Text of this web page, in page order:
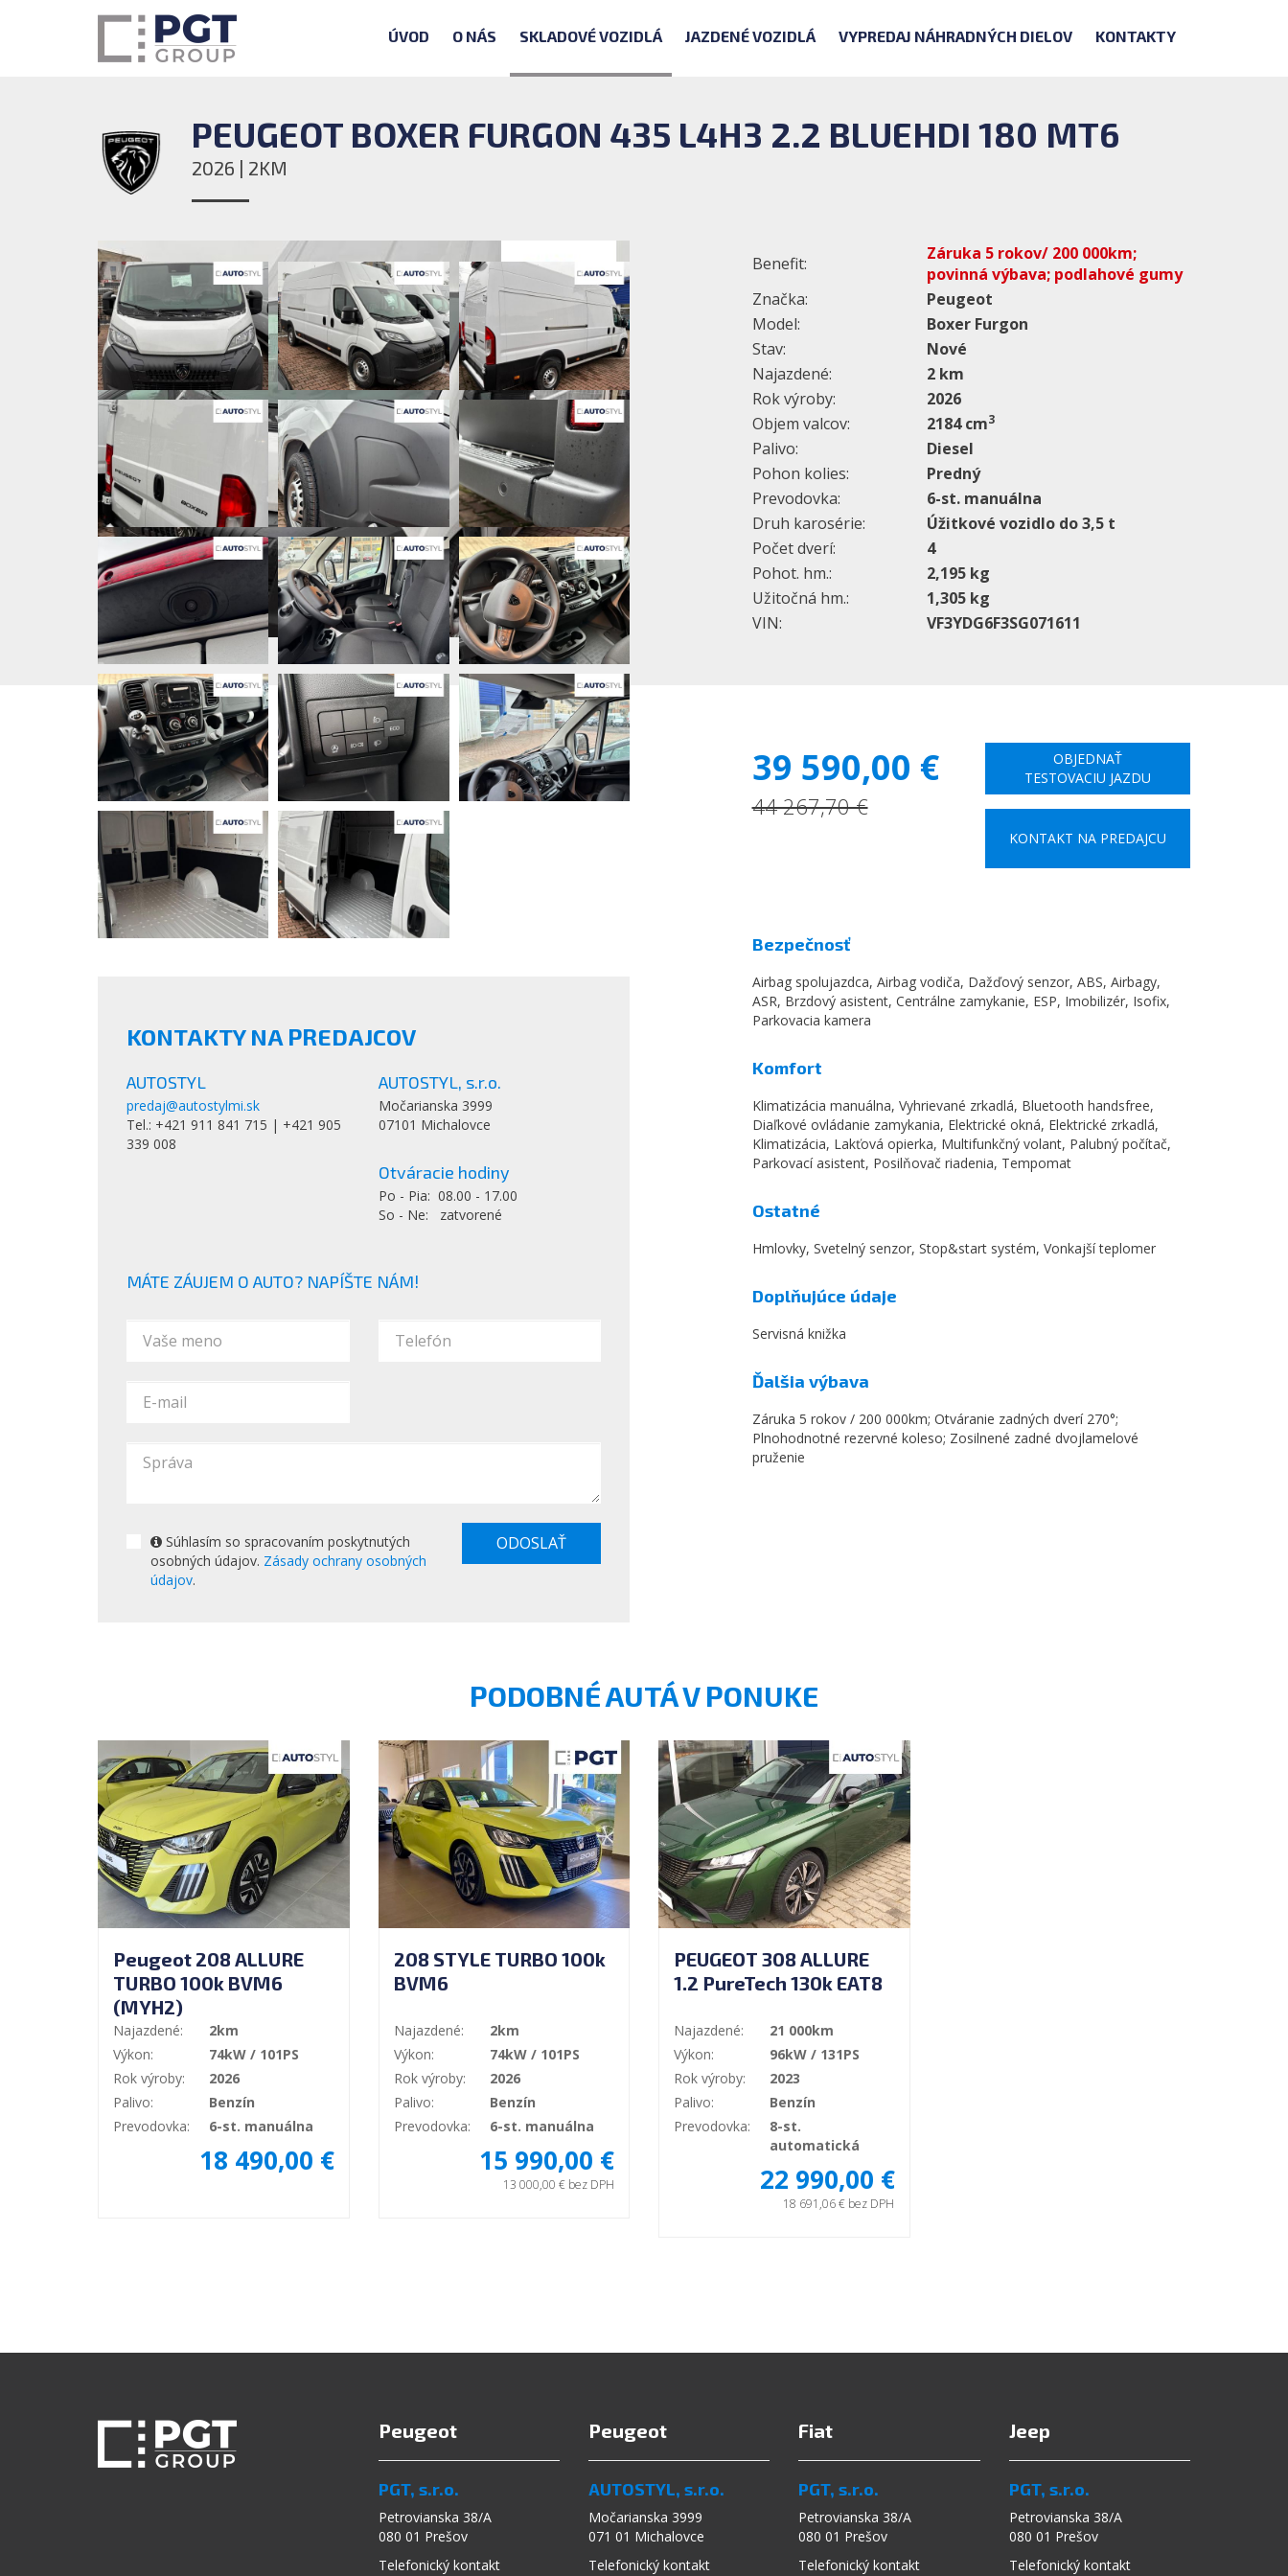
ÚVOD O NÁS SKLADOVÉ VOZIDLÁ JAZDENÉ VOZIDLÁ VYPREDAJ NÁHRADNÝCH DIELOV KONTAKTY
PEUGEOT BOXER FURGON 435 L4H3 2.2 BLUEHDI 180 MT6
2026 | 2KM
Benefit:
Záruka 5 rokov/ 200 000km;
povinná výbava; podlahové gumy
Značka:
Peugeot
Model:
Boxer Furgon
Stav:
Nové
Najazdené:
2 km
Rok výroby:
2026
Objem valcov:
2184 cm3
Palivo:
Diesel
Pohon kolies:
Predný
Prevodovka:
6-st. manuálna
Druh karosérie:
Úžitkové vozidlo do 3,5 t
Počet dverí:
4
Pohot. hm.:
2,195 kg
Užitočná hm.:
1,305 kg
VIN:
VF3YDG6F3SG071611
KONTAKTY NA PREDAJCOV
AUTOSTYL
predaj@autostylmi.sk
Tel.: +421 911 841 715 | +421 905
339 008
AUTOSTYL, s.r.o.
Močarianska 3999
07101 Michalovce
Otváracie hodiny
Po - Pia: 08.00 - 17.00
So - Ne: zatvorené
MÁTE ZÁUJEM O AUTO? NAPÍŠTE NÁM!
Súhlasím so spracovaním poskytnutých
osobných údajov. Zásady ochrany osobných
údajov.
ODOSLAŤ
39 590,00 €
44 267,70 €
OBJEDNAŤ
TESTOVACIU JAZDU
KONTAKT NA PREDAJCU
Bezpečnosť
Airbag spolujazdca, Airbag vodiča, Dažďový senzor, ABS, Airbagy,
ASR, Brzdový asistent, Centrálne zamykanie, ESP, Imobilizér, Isofix,
Parkovacia kamera
Komfort
Klimatizácia manuálna, Vyhrievané zrkadlá, Bluetooth handsfree,
Diaľkové ovládanie zamykania, Elektrické okná, Elektrické zrkadlá,
Klimatizácia, Lakťová opierka, Multifunkčný volant, Palubný počítač,
Parkovací asistent, Posilňovač riadenia, Tempomat
Ostatné
Hmlovky, Svetelný senzor, Stop&start systém, Vonkajší teplomer
Doplňujúce údaje
Servisná knižka
Ďalšia výbava
Záruka 5 rokov / 200 000km; Otváranie zadných dverí 270°;
Plnohodnotné rezervné koleso; Zosilnené zadné dvojlamelové
pruženie
PODOBNÉ AUTÁ V PONUKE
Peugeot 208 ALLURE
TURBO 100k BVM6
(MYH2)
Najazdené:
2km
Výkon:
74kW / 101PS
Rok výroby:
2026
Palivo:
Benzín
Prevodovka:
6-st. manuálna
18 490,00 €
208 STYLE TURBO 100k
BVM6
Najazdené:
2km
Výkon:
74kW / 101PS
Rok výroby:
2026
Palivo:
Benzín
Prevodovka:
6-st. manuálna
15 990,00 €
13 000,00 € bez DPH
PEUGEOT 308 ALLURE
1.2 PureTech 130k EAT8
Najazdené:
21 000km
Výkon:
96kW / 131PS
Rok výroby:
2023
Palivo:
Benzín
Prevodovka:
8-st.
automatická
22 990,00 €
18 691,06 € bez DPH
Peugeot
PGT, s.r.o.
Petrovianska 38/A
080 01 Prešov
Telefonický kontakt
Peugeot
AUTOSTYL, s.r.o.
Močarianska 3999
071 01 Michalovce
Telefonický kontakt
Fiat
PGT, s.r.o.
Petrovianska 38/A
080 01 Prešov
Telefonický kontakt
Jeep
PGT, s.r.o.
Petrovianska 38/A
080 01 Prešov
Telefonický kontakt